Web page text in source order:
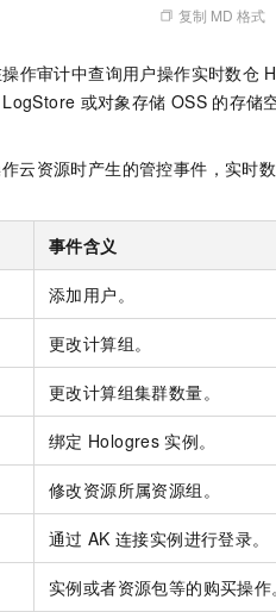
复制 MD 格式
作审计中查询用户操作实时数仓
LogStore 或对象存储 OSS 的存储
云资源时产生的管控事件，实时
事件含义
添加用户。
更改计算组。
更改计算组集群数量。
绑定 Hologres 实例。
修改资源所属资源组。
通过 AK 连接实例进行登录。
实例或者资源包等的购买操作
任务能力而生
-应用模版
版和解决方案
-智能体
业级 Agent
AI Native 的算法工程平台，一站式完成建模、训练、推理服务部署
大模型原
Qoder HOT
面向真实软件
万有无界
秒悟
云端极速 AI
大模型
推理服务
基于千问大模型等，支持代码智能生成、研发智能问答
应用的 K8s 服务
Qoder
面向真实软件
QwenPaw HOT
从聊天伙伴进化为能主动干活的本地数字员工
有专属 AI 工程团队
一键购买专属
高效搭建 AI
计划 NEW
鲜，限时加量 10 倍，夜间低至2折
日常办公高频场景
3.8-Max NEW
TokenPlan 客户专享
从图文生成到
AI 广告创作
图文、视频一
0 代码专业建
自动承接线
JAVA
操作系统
WordPress
建站小程序
模板建站
定制建站
模板小程序
定制小程序
云网络合作
成为服务
服务生态伙伴
信息公告
官网公告
健康状态
魔搭
魔搭
高校合作
云工开物
科研合作